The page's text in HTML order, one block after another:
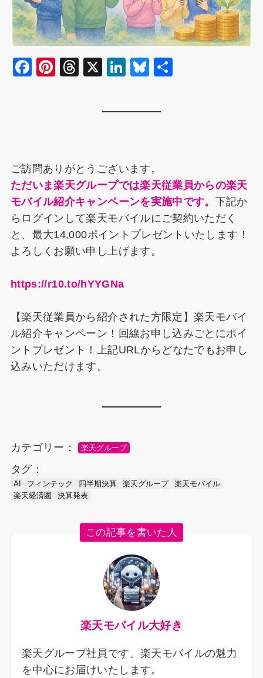
F
o
o
k
Pi
T
s
X
Li
n
Bl
y
ご訪問ありがとうございます。
ただいま楽天グループでは楽天従業員からの楽天
モバイル紹介キャンペーンを実施中です。 下記か
らログインして楽天モバイルにご契約いただく
と、最大14,000ポイントプレゼントいたします！
よろしくお願い申し上げます。
https://r10.to/hYYGNa
【楽天従業員から紹介された方限定】楽天モバイ
ル紹介キャンペーン！回線お申し込みごとにポイ
ントプレゼント！上記URLからどなたでもお申し
込みいただけます。
カテゴリー： 楽天グループ
タグ：
AI フィンテック 四半期決算 楽天グループ
楽天モバイル
楽天経済圏
決算発表
この記事を書いた人
楽天モバイル大好き
楽天グループ社員です。楽天モバイルの魅力
を中心にお届けいたします。